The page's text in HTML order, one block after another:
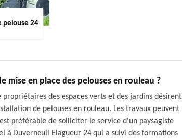
pelouse 24
mise en place des pelouses en rouleau ?
des espaces verts et des jardins désirent
de pelouses en rouleau. Les travaux peuvent
préférable de solliciter le service d'un paysagiste
à Duverneuil Elagueur 24 qui a suivi des formations